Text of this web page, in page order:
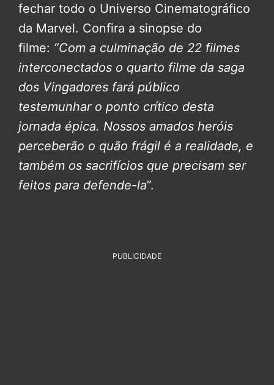
fechar todo o Universo Cinematográfico
da Marvel. Confira a sinopse do
filme: ”Com a culminação de 22 filmes
interconectados o quarto filme da saga
dos Vingadores fará público
testemunhar o ponto crítico desta
jornada épica. Nossos amados heróis
perceberão o quão frágil é a realidade, e
também os sacrifícios que precisam ser
feitos para defende-la”.
PUBLICIDADE